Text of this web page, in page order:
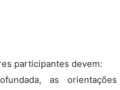
participantes devem:
as orientações